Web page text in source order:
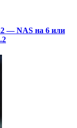
— NAS на 6 или